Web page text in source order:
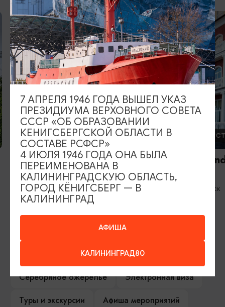
4
ОТЕЛИ, ГОСТИНИЦЫ
Отель «Усадьба»
Гурьевск
5
ОТЕЛИ,
Hotel
Палас
Светлогорск
ИЩИТЕ ТАКЖЕ НА НАШЕМ САЙТЕ
Серебряное ожерелье
Электронная виза
Туры и экскурсии
Афиша мероприятий
АФИША
КАЛИНИНГРАД80
7 АПРЕЛЯ 1946 ГОДА ВЫШЕЛ УКАЗ
ПРЕЗИДИУМА ВЕРХОВНОГО СОВЕТА
СССР «ОБ ОБРАЗОВАНИИ
КЕНИГСБЕРГСКОЙ ОБЛАСТИ В
СОСТАВЕ РСФСР»
4 ИЮЛЯ 1946 ГОДА ОНА БЫЛА
ПЕРЕИМЕНОВАНА В
КАЛИНИНГРАДСКУЮ ОБЛАСТЬ,
ГОРОД КЁНИГСБЕРГ — В
КАЛИНИНГРАД